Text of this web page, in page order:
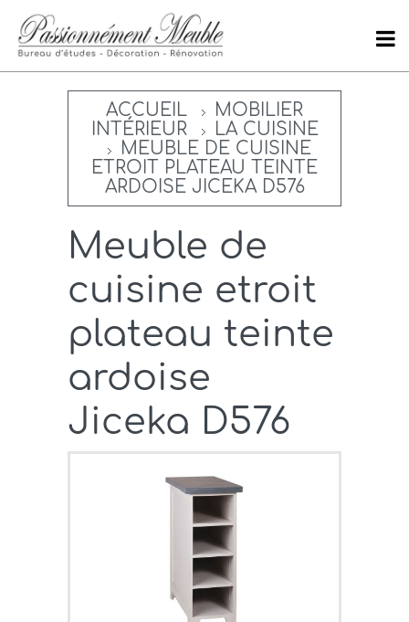
ACCUEIL
MOBILIER
INTÉRIEUR
LA CUISINE
MEUBLE DE CUISINE
ETROIT PLATEAU TEINTE
ARDOISE JICEKA D576
Meuble de
cuisine etroit
plateau teinte
ardoise
Jiceka D576